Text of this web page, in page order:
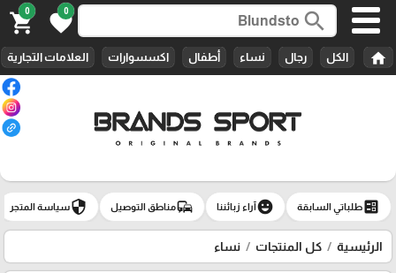
search
0
favorite
0
shopping_cart
home الكل رجال نساء أطفال اكسسوارات العلامات التجارية
ballotطلباتي السابقة emoji_emotionsآراء زبائننا commuteمناطق التوصيل securityسياسة المتجر
الرئيسية كل المنتجات نساء